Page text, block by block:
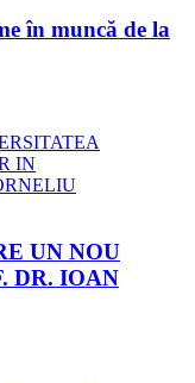
în muncă de la
UN NOU
DR. IOAN